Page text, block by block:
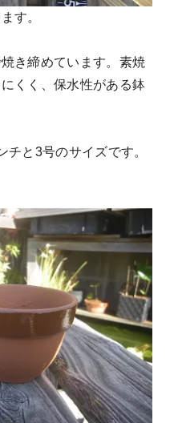
す。
き締めています。素焼
くく、保水性がある鉢
チと3号のサイズです。